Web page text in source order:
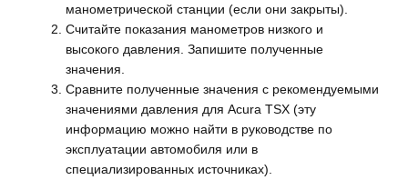
манометрической станции (если они закрыты).
Считайте показания манометров низкого и
высокого давления. Запишите полученные
значения.
Сравните полученные значения с рекомендуемыми
значениями давления для Acura TSX (эту
информацию можно найти в руководстве по
эксплуатации автомобиля или в
специализированных источниках).